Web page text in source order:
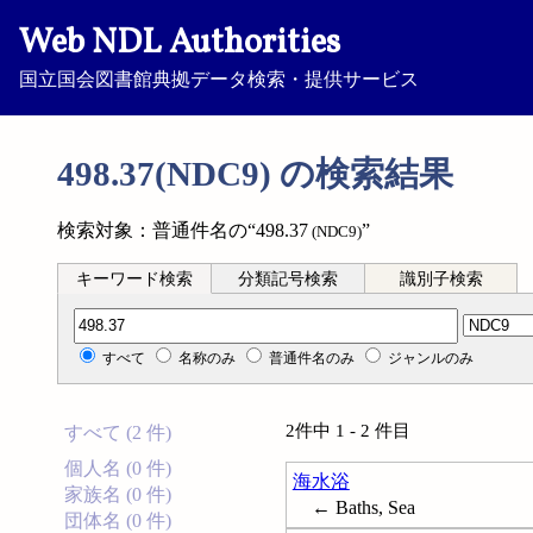
Web NDL Authorities
国立国会図書館典拠データ検索・提供サービス
498.37(NDC9) の検索結果
検索対象：普通件名の“498.37 (NDC9)”
キーワード検索 分類記号検索 識別子検索
分類記号検索
すべて 名称のみ 普通件名のみ ジャンルのみ
すべて (2 件)
個人名 (0 件)
家族名 (0 件)
団体名 (0 件)
2件中 1 - 2 件目
海水浴
← Baths, Sea